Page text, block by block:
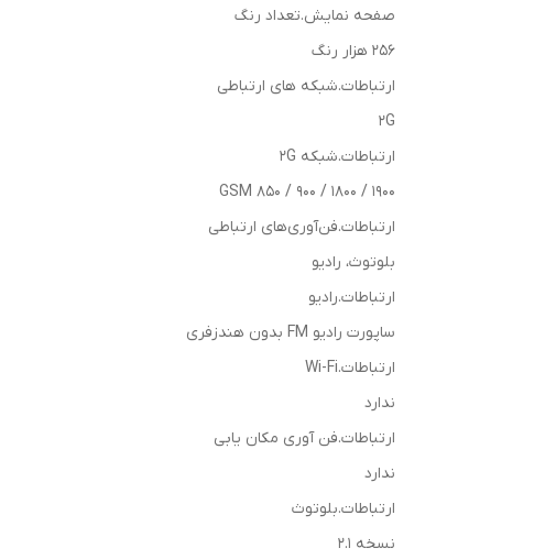
صفحه نمایش.تعداد رنگ
256 هزار رنگ
ارتباطات.شبکه های ارتباطی
2G
ارتباطات.شبکه 2G
GSM 850 / 900 / 1800 / 1900
ارتباطات.فن‌آوری‌های ارتباطی
بلوتوث، رادیو
ارتباطات.رادیو
ساپورت رادیو FM بدون هندزفری
ارتباطات.Wi-Fi
ندارد
ارتباطات.فن آوری مکان یابی
ندارد
ارتباطات.بلوتوث
نسخه‌ 2.1